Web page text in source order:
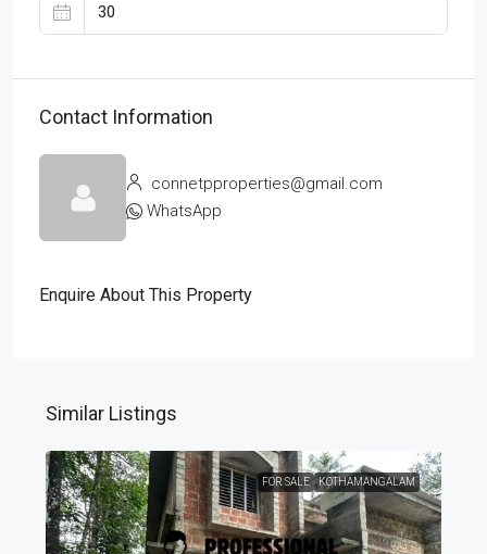
Contact Information
connetpproperties@gmail.com
WhatsApp
Enquire About This Property
Similar Listings
FOR SALE KOTHAMANGALAM